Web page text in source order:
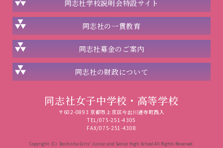
同志社学校説明会特設サイト
同志社の一貫教育
同志社募金のご案内
同志社の財政について
同志社女子中学校・高等学校
〒602-0893 京都市上京区今出川通寺町西入
TEL/075-251-4305
FAX/075-251-4308
Copyright（C）Doshisha Girls’ Junior and Senior High School All Rights Reserved.